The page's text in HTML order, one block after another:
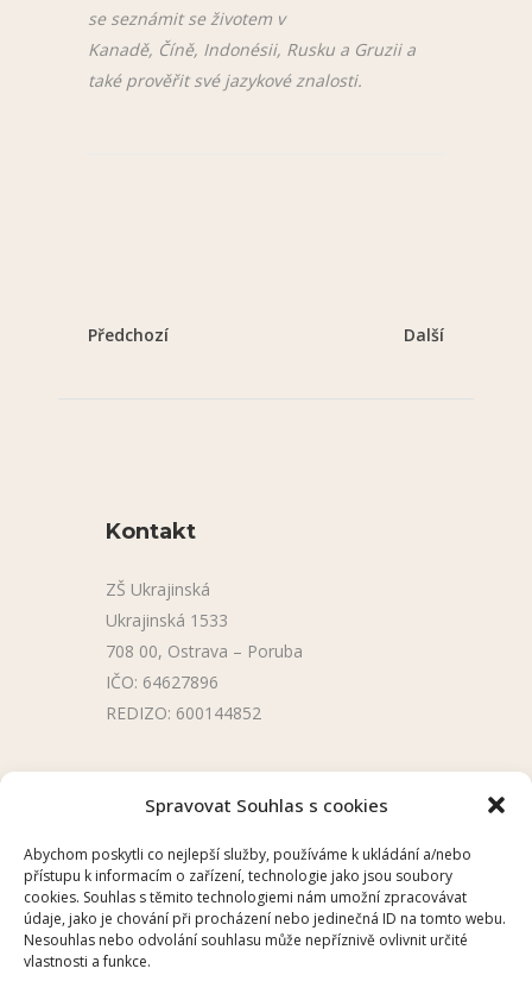
Spravovat Souhlas s cookies
Abychom poskytli co nejlepší služby, používáme k ukládání a/nebo
přístupu k informacím o zařízení, technologie jako jsou soubory
cookies. Souhlas s těmito technologiemi nám umožní zpracovávat
údaje, jako je chování při procházení nebo jedinečná ID na tomto webu.
Nesouhlas nebo odvolání souhlasu může nepříznivě ovlivnit určité
vlastnosti a funkce.
se seznámit se životem v
Kanadě, Číně, Indonésii, Rusku a Gruzii a
také prověřit své jazykové znalosti.
Předchozí Další
Kontakt
ZŠ Ukrajinská
Ukrajinská 1533
708 00, Ostrava – Poruba
IČO: 64627896
REDIZO: 600144852
Úřední deska
Školní aplikace